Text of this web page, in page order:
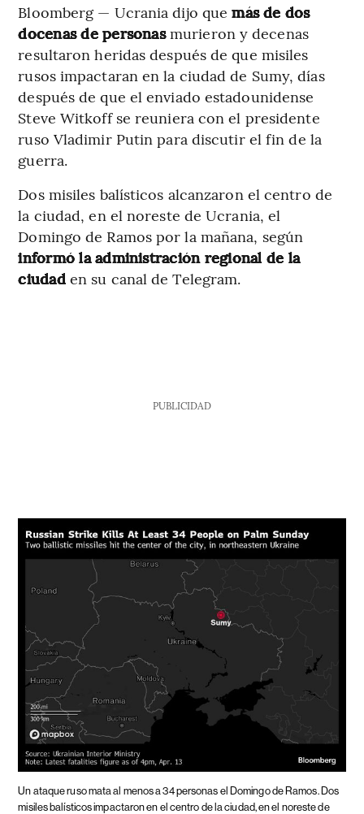
Bloomberg — Ucrania dijo quemás de dos
docenas de personasmurieron y decenas
resultaron heridas después de que misiles
rusos impactaran en la ciudad de Sumy, días
después de que el enviado estadounidense
Steve Witkoff se reuniera con el presidente
ruso Vladimir Putin para discutir el fin de la
guerra.
Dos misiles balísticos alcanzaron el centro de
la ciudad, en el noreste de Ucrania, el
Domingo de Ramos por la mañana, según
informó la administración regional de la
ciudaden su canal de Telegram.
PUBLICIDAD
Un ataque ruso mata al menos a 34 personas el Domingo de Ramos. Dos
misiles balísticos impactaron en el centro de la ciudad, en el noreste de